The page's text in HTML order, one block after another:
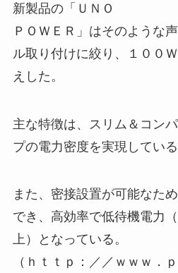
新製品の「ＵＮＯ
ＰＯＷＥＲ」はそのような
ル取り付けに絞り、１００
えした。
主な特徴は、スリム＆コン
プの電力密度を実現している
また、密接設置が可能なた
でき、高効率で低待機電力
上）となっている。
（ｈｔｔｐ：／／ｗｗｗ．